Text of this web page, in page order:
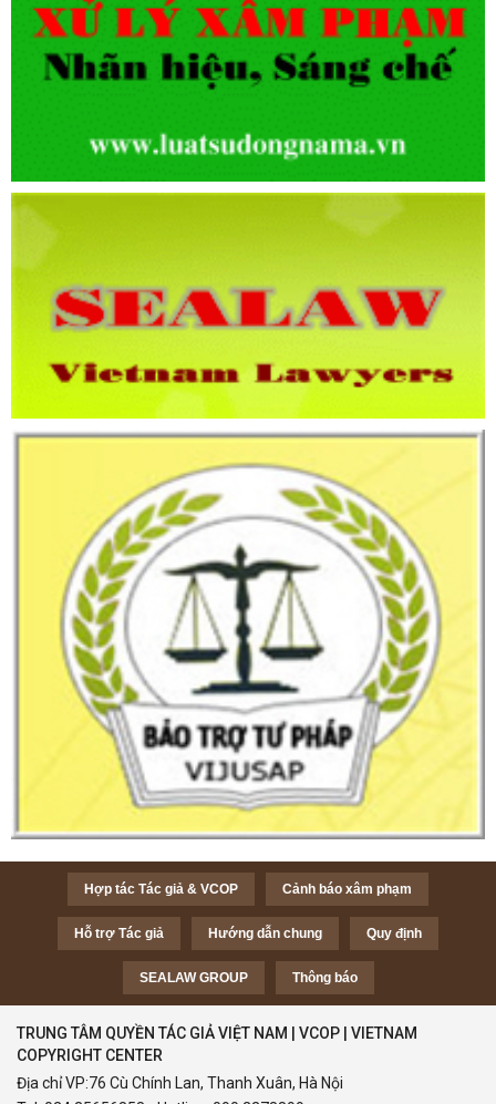
Hợp tác Tác giả & VCOP Cảnh báo xâm phạm
Hỗ trợ Tác giả Hướng dẫn chung Quy định
SEALAW GROUP Thông báo
TRUNG TÂM QUYỀN TÁC GIẢ VIỆT NAM | VCOP | VIETNAM
COPYRIGHT CENTER
Địa chỉ VP:76 Cù Chính Lan, Thanh Xuân, Hà Nội